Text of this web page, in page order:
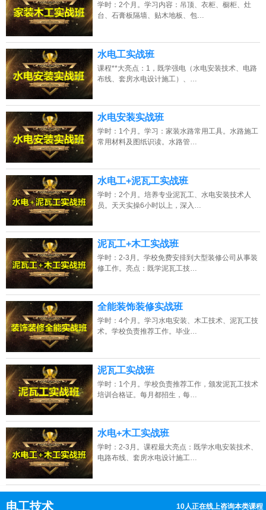
学时：2个月。学习内容：吊顶、衣柜、橱柜、灶
台、石膏板隔墙、贴木地板、包…
水电工实战班
课程**大亮点：1，既学强电（水电安装技术、电路
布线、套房水电设计施工）、…
水电安装实战班
学时：1个月。学习：家装水路常用工具。水路施工
常用材料及图纸识读。水路管…
水电工+泥瓦工实战班
学时：2个月。培养专业泥瓦工、水电安装技术人
员。天天实操6小时以上，深入…
泥瓦工+木工实战班
学时：2-3月。学校免费安排到大型装修公司从事装
修工作。亮点：既学泥瓦工技…
全能装饰装修实战班
学时：4个月。学习水电安装、木工技术、泥瓦工技
术。学校负责推荐工作。毕业…
泥瓦工实战班
学时：1个月。学校负责推荐工作，颁发泥瓦工技术
培训合格证。每月都招生，每…
水电+木工实战班
学时：2-3月。课程最大亮点：既学水电安装技术、
电路布线、套房水电设计施工…
电工技术 16人正在线上咨询本类课程
江西的网友正进入本页访问